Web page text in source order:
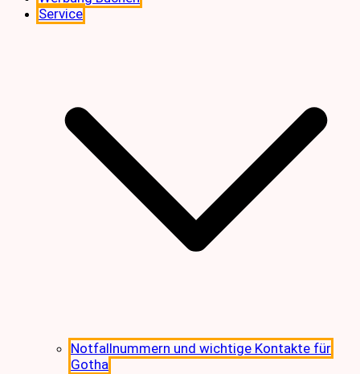
Service
Notfallnummern und wichtige Kontakte für
Gotha